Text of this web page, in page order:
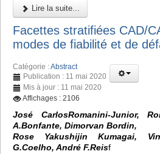
Lire la suite...
Facettes stratifiées CAD/
modes de fiabilité et de
Catégorie :Abstract
Publication : 11 mai 2020
Mis à jour : 11 mai 2020
Affichages : 2106
José CarlosRomanini-Junior,
A.Bonfante, Dimorvan Bordin,
Rose Yakushijin Kumagai,
G.Coelho, André F.Reisf